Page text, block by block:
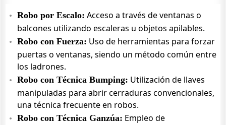
Robo por Escalo: Acceso a través de ventanas o
balcones utilizando escaleras u objetos apilables.
Robo con Fuerza: Uso de herramientas para forzar
puertas o ventanas, siendo un método común entre
los ladrones.
Robo con Técnica Bumping: Utilización de llaves
manipuladas para abrir cerraduras convencionales,
una técnica frecuente en robos.
Robo con Técnica Ganzúa: Empleo de